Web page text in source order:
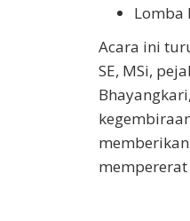
Lomba
Acara ini
SE, MSi,